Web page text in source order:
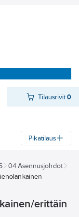
Tilausrivit 0
Pikatilaus
04 Asennusjohdot
erittäin